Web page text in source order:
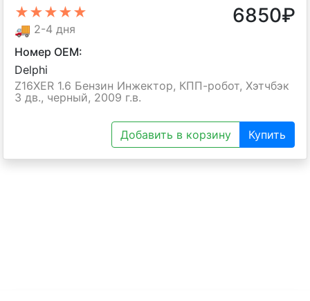
★★★★★
🚚 2-4 дня
6850₽
Номер OEM:
Delphi
Z16XER 1.6 Бензин Инжектор, КПП-робот, Хэтчбэк
3 дв., черный, 2009 г.в.
Добавить в корзину Купить